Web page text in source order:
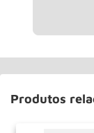
Produtos